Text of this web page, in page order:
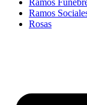
Ramos
Rosas